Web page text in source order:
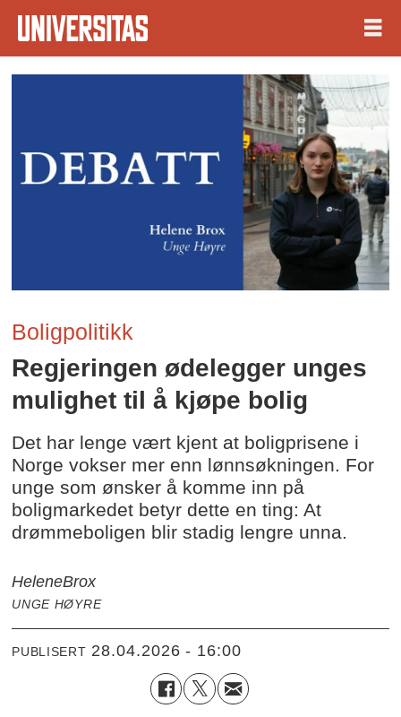
Boligpolitikk
Regjeringen ødelegger unges
mulighet til å kjøpe bolig
Det har lenge vært kjent at boligprisene i
Norge vokser mer enn lønnsøkningen. For
unge som ønsker å komme inn på
boligmarkedet betyr dette en ting: At
drømmeboligen blir stadig lengre unna.
HeleneBrox
UNGE HØYRE
PUBLISERT 28.04.2026 - 16:00